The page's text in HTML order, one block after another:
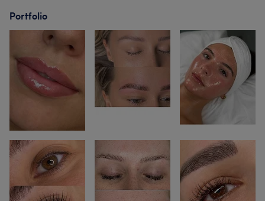
Portfolio